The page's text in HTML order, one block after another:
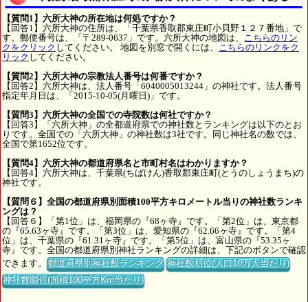
【質問1】六所大神の所在地は何処ですか？
【回答1】六所大神の住所は、「千葉県香取郡東庄町小貝野１２７番地」で
す。郵便番号は、「〒289-0637」です。六所大神の地図は、 こちらのリン
クをクリック してください。 地図を別窓で開くには、 こちらのリンクをク
リック してください。
【質問2】六所大神の宗教法人番号は何番ですか？
【回答2】六所大神は、法人番号「6040005013244」の神社です。法人番号
指定年月日は、「2015-10-05(月曜日)」です。
【質問3】六所大神の全国での寺院数は何社ですか？
【回答3】「六所大神」の全都道府県での神社数とランキングは以下のとお
りです。全国での「六所大神」の神社数は3社です。同じ神社名の数では、
全国で第1652位です。
【質問4】六所大神の都道府県名と市町村名はわかりますか？
【回答4】六所大神は、千葉県(ちばけん)香取郡東庄町(とうのしょうまち)の
神社です。
【質問６】全国の都道府県別面積100平方キロメートル当りの神社数ランキ
ングは？
【回答６】「第1位」は、福岡県の『68ヶ寺』です。「第2位」は、東京都
の『65.63ヶ寺』です。「第3位」は、愛知県の『62.66ヶ寺』です。「第4
位」は、千葉県の『61.31ヶ寺』です。「第5位」は、富山県の『53.35ヶ
寺』です。全国の都道府県別神社ランキングの詳細は、下記のボタンで確認
できます。都道府県別神社数ランキング 神社数順位(人口10万人当たり)
神社数順位(面積100平方Km当たり)